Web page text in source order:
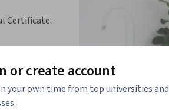
Certificate.
or create account
your own time from top universities and